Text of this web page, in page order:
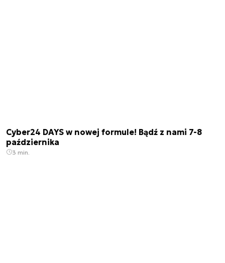
Cyber24 DAYS w nowej formule! Bądź z nami 7-8
października
3 min.